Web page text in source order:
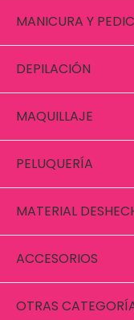
MANICURA Y
DEPILACIÓN
MAQUILLAJE
PELUQUERÍA
MATERIAL
ACCESORIOS
OTRAS